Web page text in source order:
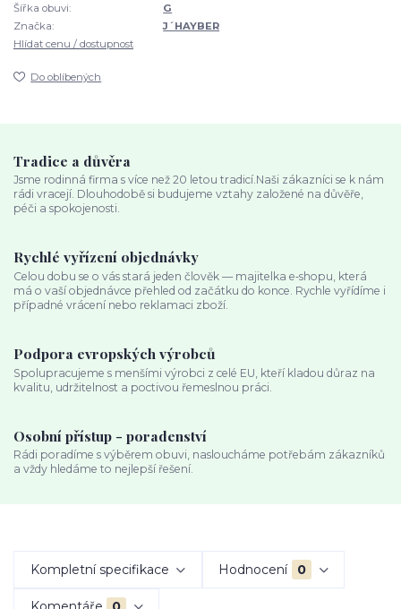
Šířka obuvi:
G
Značka:
J´HAYBER
Hlídat cenu / dostupnost
Do oblíbených
Tradice a důvěra
Jsme rodinná firma s více než 20 letou tradicí.Naši zákazníci se k nám
rádi vracejí. Dlouhodobě si budujeme vztahy založené na důvěře,
péči a spokojenosti.
Rychlé vyřízení objednávky
Celou dobu se o vás stará jeden člověk — majitelka e‑shopu, která
má o vaší objednávce přehled od začátku do konce. Rychle vyřídíme i
případné vrácení nebo reklamaci zboží.
Podpora evropských výrobců
Spolupracujeme s menšími výrobci z celé EU, kteří kladou důraz na
kvalitu, udržitelnost a poctivou řemeslnou práci.
Osobní přístup - poradenství
Rádi poradíme s výběrem obuvi, nasloucháme potřebám zákazníků
a vždy hledáme to nejlepší řešení.
Kompletní specifikace Hodnocení 0